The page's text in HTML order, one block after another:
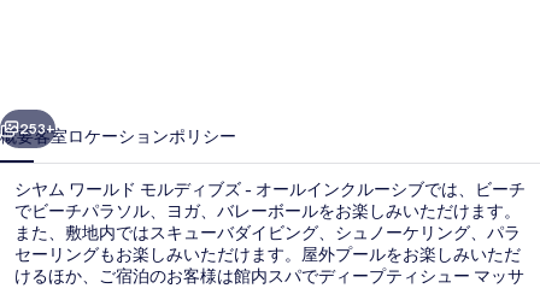
モ
ル
デ
ィ
ブ
次へ
253+
概要客室ロケーションポリシー
シヤム ワールド モルディブズ - オールインクルーシブでは、ビーチ
でビーチパラソル、ヨガ、バレーボールをお楽しみいただけます。
また、敷地内ではスキューバダイビング、シュノーケリング、パラ
セーリングもお楽しみいただけます。屋外プールをお楽しみいただ
けるほか、ご宿泊のお客様は館内スパでディープティシュー マッサ